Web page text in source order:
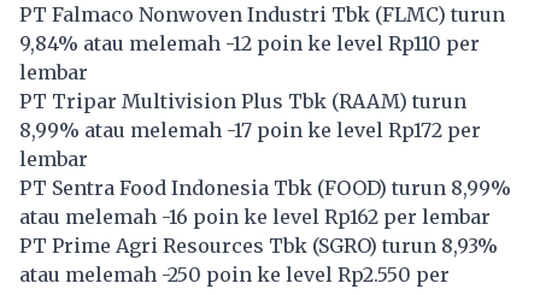
PT Falmaco Nonwoven Industri Tbk (FLMC) turun
9,84% atau melemah -12 poin ke level Rp110 per
lembar
PT Tripar Multivision Plus Tbk (RAAM) turun
8,99% atau melemah -17 poin ke level Rp172 per
lembar
PT Sentra Food Indonesia Tbk (FOOD) turun 8,99%
atau melemah -16 poin ke level Rp162 per lembar
PT Prime Agri Resources Tbk (SGRO) turun 8,93%
atau melemah -250 poin ke level Rp2.550 per